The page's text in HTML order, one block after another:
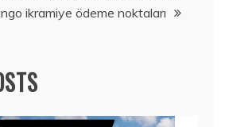
ikramiye ödeme noktaları